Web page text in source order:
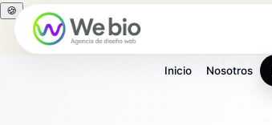
🍪
Inicio Nosotros